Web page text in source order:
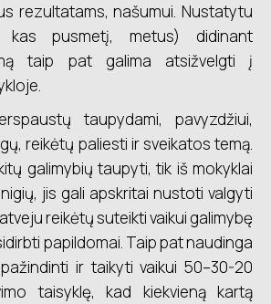
rezultatams, našumui. Nustatytu
kas pusmetį, metus) didinant
taip pat galima atsižvelgti į
taupydami, pavyzdžiui,
reikėtų paliesti ir sveikatos temą.
galimybių taupyti, tik iš mokyklai
jis gali apskritai nustoti valgyti
reikėtų suteikti vaikui galimybę
papildomai. Taip pat naudinga
ir taikyti vaikui 50–30-20
taisyklę, kad kiekvieną kartą